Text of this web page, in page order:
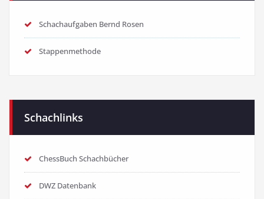
Schachaufgaben Bernd Rosen
Stappenmethode
Schachlinks
ChessBuch Schachbücher
DWZ Datenbank